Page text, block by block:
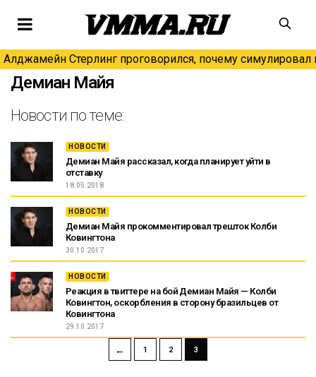
Алджамейн Стерлинг проговорился, почему симулировал
Демиан Майя
Новости по теме:
НОВОСТИ
Демиан Майя рассказал, когда планирует уйти в
отставку
18.05.2018
НОВОСТИ
Демиан Майя прокомментировал трешток Колби
Ковингтона
30.10.2017
НОВОСТИ
Реакция в твиттере на бой Демиан Майя — Колби
Ковингтон, оскорбления в сторону бразильцев от
Ковингтона
29.10.2017
← 1 2 3